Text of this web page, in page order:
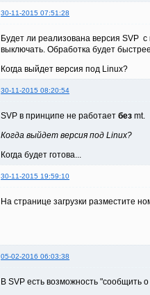
30-11-2015 07:51:28
Будет ли реализована версия SVP
выключать. Обработка будет
Когда выйдет версия под Linux?
30-11-2015 08:20:54
SVP в принципе не работает без mt.
Когда выйдет версия под Linux?
Когда будет готова...
30-11-2015 19:59:10
На странице загрузки разместите
05-02-2016 06:03:38
В SVP есть возможность "сообщить